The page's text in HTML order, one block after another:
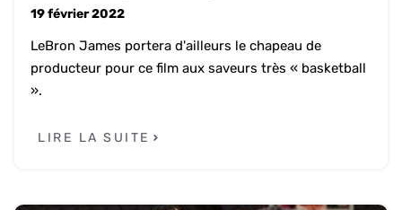
19 février 2022
LeBron James portera d'ailleurs le chapeau de
producteur pour ce film aux saveurs très « basketball
».
LIRE LA SUITE